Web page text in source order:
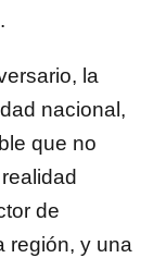
la
nacional,
que no
de
región, y una